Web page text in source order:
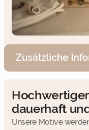
Zusätzliche
dauerhaft
Unsere Motive